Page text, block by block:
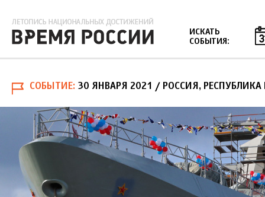
ИСКАТЬ
СОБЫТИЯ:
СОБЫТИЕ 30 ЯНВАРЯ 2021 / РОССИЯ, РЕСПУБЛИКА